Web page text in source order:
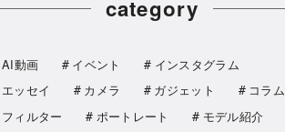
category
AI動画 イベント
インスタグラム
エッセイ
カメラ ガジェット
コラム
フィルター
ポートレート
モデル紹介